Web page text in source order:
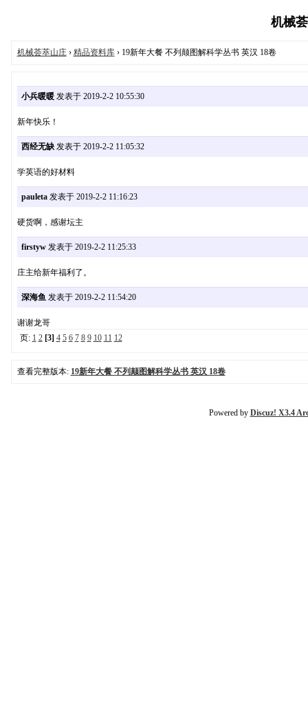
机械
机械荟萃山庄› 精品资料库› 19新年大餐 不列颠图解科学丛书 英汉 18卷
小兵暖暖发表于 2019-2-2 10:55:30
新年快乐！
西经无缺发表于 2019-2-2 11:05:32
学英语的好材料
pauleta发表于 2019-2-2 11:16:23
硬货啊，感谢坛主
firstyw发表于 2019-2-2 11:25:33
庄主给新年福利了。
深海鱼发表于 2019-2-2 11:54:20
谢谢龙哥
页: 1 2 [3] 4 5 6 7 8 9 10 11 12
查看完整版本: 19新年大餐 不列颠图解科学丛书 英汉 18卷
Powered by Discuz! X3.4